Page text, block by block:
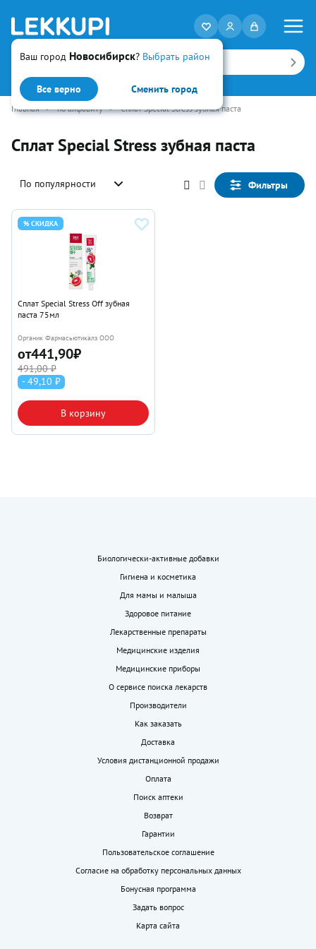
Ваш город Новосибирск? Выбрать район
Все верно Сменить город
Искать
Главная • по алфавиту • Сплат Special Stress зубная паста
Сплат Special Stress зубная паста
По популярности Фильтры
% СКИДКА
Сплат Special Stress Off зубная
паста 75мл
Органик Фармасьютикалз ООО
от441,90₽
491,00 ₽
- 49,10 ₽
В корзину
Биологически-активные добавки
Гигиена и косметика
Для мамы и малыша
Здоровое питание
Лекарственные препараты
Медицинские изделия
Медицинские приборы
О сервисе поиска лекарств
Производители
Как заказать
Доставка
Условия дистанционной продажи
Оплата
Поиск аптеки
Возврат
Гарантии
Пользовательское соглашение
Согласие на обработку персональных данных
Бонусная программа
Задать вопрос
Карта сайта